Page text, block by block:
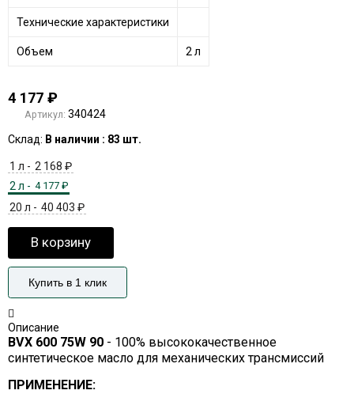
Технические характеристики
Объем 2 л
4 177 ₽
Артикул: 340424
Склад: В наличии : 83 шт.
1 л - 2 168 ₽
2 л - 4 177 ₽
20 л - 40 403 ₽
В корзину
Купить в 1 клик
Описание
BVX 600 75W 90- 100% высококачественное
синтетическое масло для механических трансмиссий
ПРИМЕНЕНИЕ: